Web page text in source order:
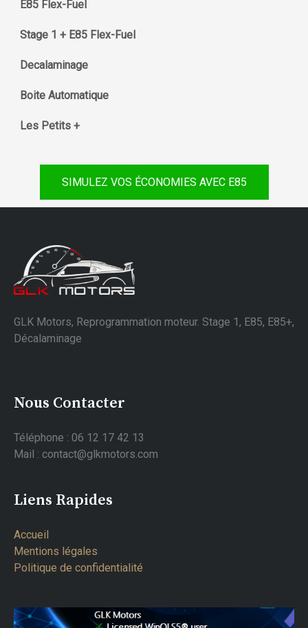
E85 Flex-Fuel
Stage 1 + E85 Flex-Fuel
Decalaminage
Boite Automatique
Les Petits +
SIMULEZ VOS ÉCONOMIES AVEC E85
GLK Motors, Reprogrammation moteur. Stage 1, E85, E85+,
Décalaminage
Nous Contacter
Téléphone : 06 12 17 42 13
Mail : contact@glkmotors.com
Liens Rapides
Accueil
Mentions légales
Politique de confidentialité